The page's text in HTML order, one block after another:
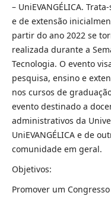
– UniEVANGÉLICA.
e de extensão
partir do ano 2022 se
realizada durante a
Tecnologia. O evento
pesquisa, ensino e
nos cursos de
evento destinado a
administrativos da
UniEVANGÉLICA e de
comunidade em geral.
Objetivos:
Promover um